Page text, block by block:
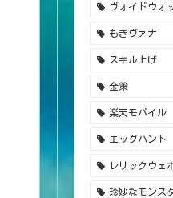
ヴォイドウォ
もぎヴァナ
スキル上げ
金策
楽天モバイル
エッグハント
レリックウェ
珍妙なモンス